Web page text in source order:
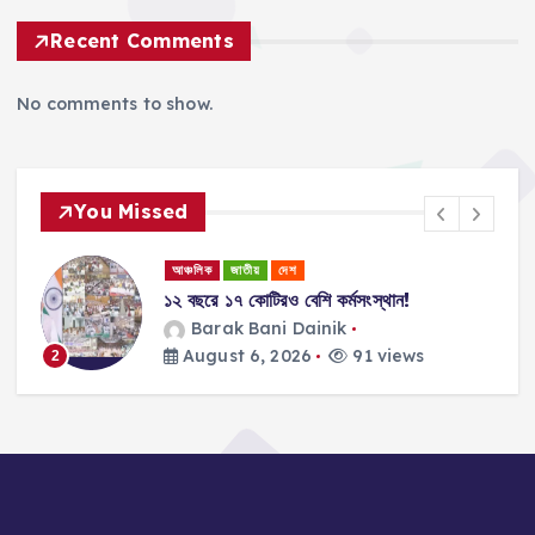
Recent Comments
No comments to show.
You Missed
2
আঞ্চলিক জাতীয় দেশ
১২ বছরে ১৭ কোটিরও বেশি কর্মসংস্থান!
Barak Bani Dainik
August 6, 2026
91 views